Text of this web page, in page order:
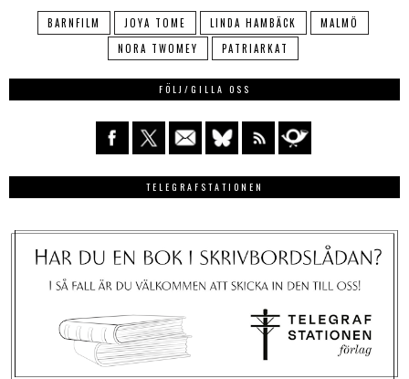
BARNFILM JOYA TOME LINDA HAMBÄCK
MALMÖ
NORA TWOMEY
PATRIARKAT
FÖLJ/GILLA OSS
TELEGRAFSTATIONEN